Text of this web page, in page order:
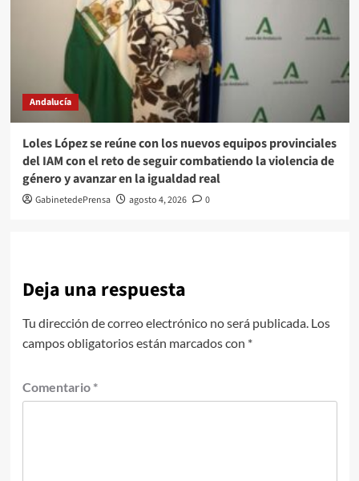
Andalucía
Loles López se reúne con los nuevos equipos provinciales
del IAM con el reto de seguir combatiendo la violencia de
género y avanzar en la igualdad real
GabinetedePrensa agosto 4, 2026 0
Deja una respuesta
Tu dirección de correo electrónico no será publicada. Los
campos obligatorios están marcados con *
Comentario *